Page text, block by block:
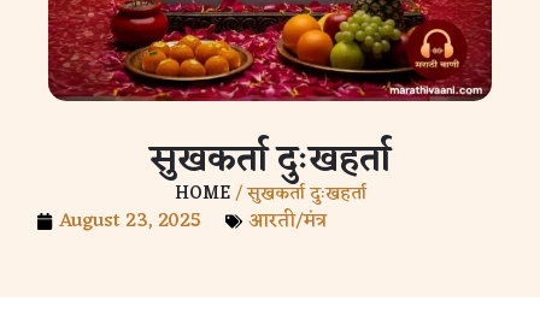
सुखकर्ता दुःखहर्ता
HOME/ सुखकर्ता दुःखहर्ता
August 23, 2025 आरती/मंत्र